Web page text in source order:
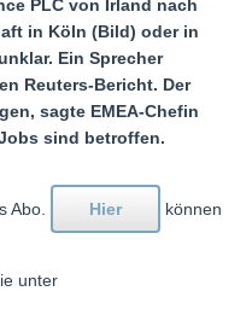
PLC von Irland nach
in Köln (Bild) oder in
Ein Sprecher
Reuters-Bericht. Der
sagte EMEA-Chefin
sind betroffen.
Abo.
Hier
können
unter